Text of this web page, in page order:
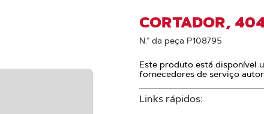
CORTADOR,
N.° da peça P108795
Este produto está disponível
fornecedores de serviço
Links rápidos: